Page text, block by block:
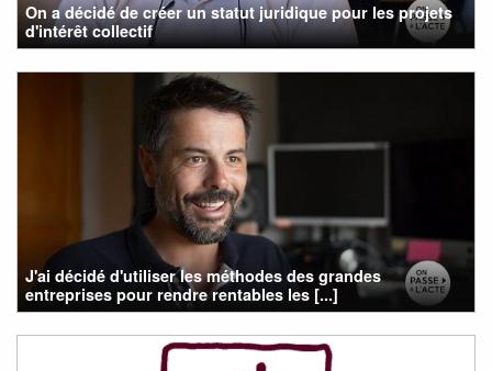
On a décidé de créer un statut juridique pour les projets
d'intérêt collectif
J'ai décidé d'utiliser les méthodes des grandes
entreprises pour rendre rentables les [...]